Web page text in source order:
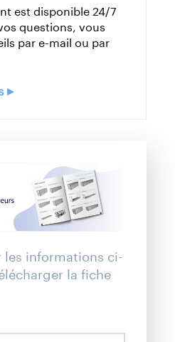
est disponible 24/7
questions, vous
par e-mail ou par
▸
informations ci-
la fiche